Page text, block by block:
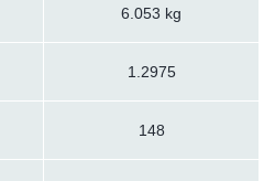
6.053 kg
1.2975
148